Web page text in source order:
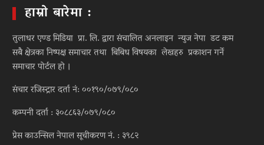
हाम्रो बारेमा :
तुलाधर एण्ड मिडिया प्रा. लि. द्वारा संचालित अनलाइन न्युज नेपा डट कम
सबै क्षेत्रका निष्पक्ष समाचार तथा बिबिध विषयका लेखहरु प्रकाशन गर्ने
समाचार पोर्टल हो ।
संचार रजिस्ट्रार दर्ता नं: ००१९०/०७९/०८०
कम्पनी दर्ता : ३०८८६३/०७९/०८०
प्रेस काउन्सिल नेपाल सूचीकरण नं. : ३९८२